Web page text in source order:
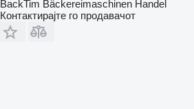
BackTim Bäckereimaschinen Handel
Контактирајте го продавачот